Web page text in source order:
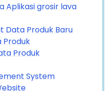
Aplikasi grosir lava
Data Produk Baru
Produk
Produk
System